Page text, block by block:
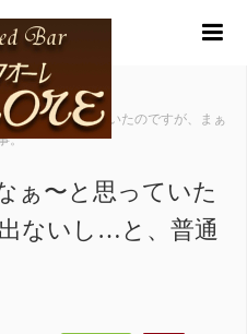
だなぁ〜と思っていたのですが、まぁ
。
ぁ〜と思っていた
ないし…と、普通